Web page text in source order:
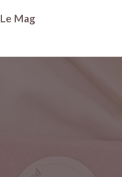
Le Mag